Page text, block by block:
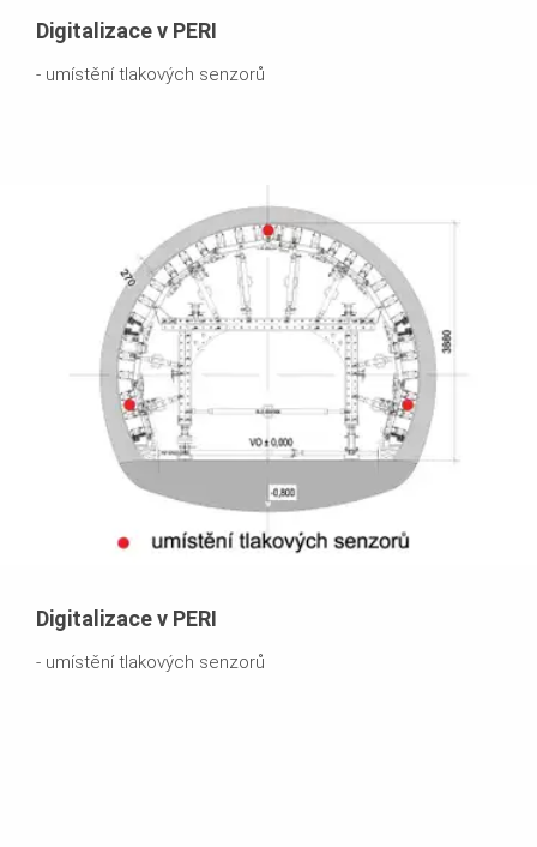
Digitalizace v PERI
- umístění tlakových senzorů
Digitalizace v PERI
- umístění tlakových senzorů